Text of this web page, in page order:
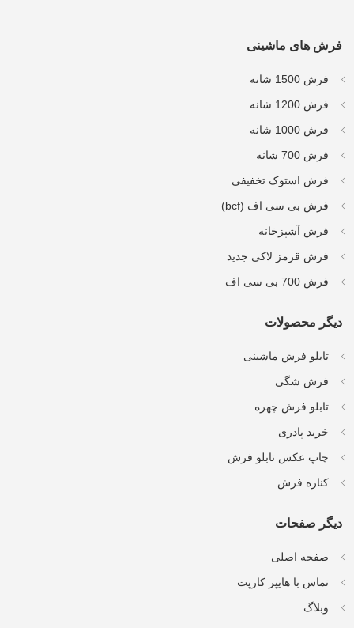
فرش های ماشینی
فرش 1500 شانه
فرش 1200 شانه
فرش 1000 شانه
فرش 700 شانه
فرش استوک تخفیفی
فرش بی سی اف (bcf)
فرش آشپزخانه
فرش قرمز لاکی جدید
فرش 700 بی سی اف
دیگر محصولات
تابلو فرش ماشینی
فرش شگی
تابلو فرش چهره
خرید پادری
چاپ عکس تابلو فرش
کناره فرش
دیگر صفحات
صفحه اصلی
تماس با هایپر کارپت
وبلاگ